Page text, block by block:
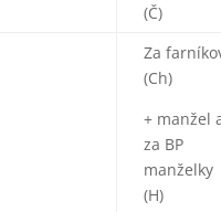
(Č)
Za
(Ch)
+ manžel
za BP
manželky
(H)